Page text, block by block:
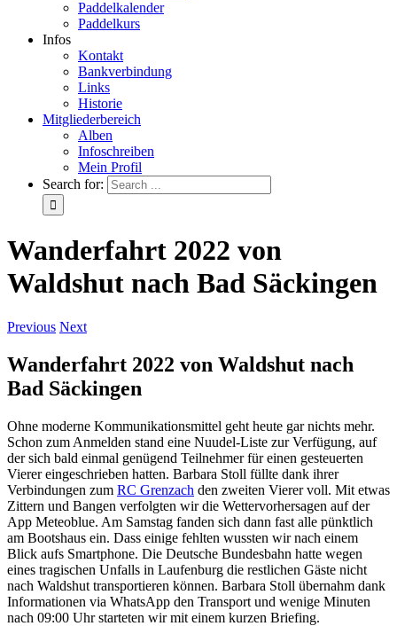
Paddelkalender
Paddelkurs
Infos
Kontakt
Bankverbindung
Links
Historie
Mitgliederbereich
Alben
Infoschreiben
Mein Profil
Search for:
Wanderfahrt 2022 von
Waldshut nach Bad Säckingen
Previous Next
Wanderfahrt 2022 von Waldshut nach
Bad Säckingen
Ohne moderne Kommunikationsmittel geht heute gar nichts mehr.
Schon zum Anmelden stand eine Nuudel-Liste zur Verfügung, auf
der sich bald einmal genügend Teilnehmer für einen gesteuerten
Vierer eingeschrieben hatten. Barbara Stoll füllte dank ihrer
Verbindungen zum RC Grenzach den zweiten Vierer voll. Mit etwas
Zittern und Bangen verfolgten wir die Wettervorhersagen auf der
App Meteoblue. Am Samstag fanden sich dann fast alle pünktlich
am Bootshaus ein. Dass einige fehlten wussten wir nach einem
Blick aufs Smartphone. Die Deutsche Bundesbahn hatte wegen
eines tragischen Unfalls in Laufenburg die restlichen Gäste nicht
nach Waldshut transportieren können. Barbara Stoll übernahm dank
Informationen via WhatsApp den Transport und wenige Minuten
nach 09:00 Uhr starteten wir mit einem kurzen Briefing.